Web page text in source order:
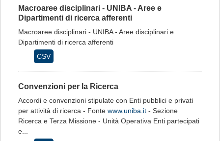
Macroaree disciplinari - UNIBA - Aree e
Dipartimenti di ricerca afferenti
Macroaree disciplinari - UNIBA - Aree disciplinari e
Dipartimenti di ricerca afferenti
CSV
Convenzioni per la Ricerca
Accordi e convenzioni stipulate con Enti pubblici e privati
per attività di ricerca - Fonte www.uniba.it - Sezione
Ricerca e Terza Missione - Unità Operativa Enti partecipati
e...